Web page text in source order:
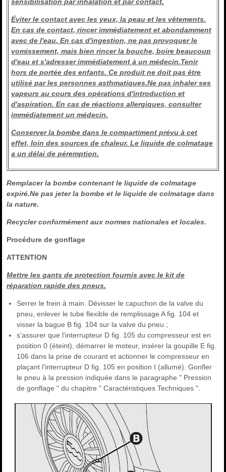
Éviter le contact avec les yeux, la peau et les vêtements.
En cas de contact, rincer immédiatement et abondamment
avec de l'eau. En cas d'ingestion, ne pas provoquer le
vomissement, mais bien rincer la bouche, boire beaucoup
d'eau et s'adresser immédiatement à un médecin.Tenir
hors de portée des enfants. Ce produit ne doit pas être
utilisé par les personnes asthmatiques.Ne pas inhaler ses
vapeurs au cours des opérations d'introduction et
d'aspiration. En cas de réactions allergiques, consulter
immédiatement un médecin.
Conserver la bombe dans le compartiment prévu à cet
effet, loin des sources de chaleur. Le liquide de colmatage
a un délai de péremption.
Remplacer la bombe contenant le liquide de colmatage
expiré.Ne pas jeter la bombe et le liquide de colmatage dans
la nature.
Recycler conformément aux normes nationales et locales.
Procédure de gonflage
ATTENTION
Mettre les gants de protection fournis avec le kit de
réparation rapide des pneus.
Serrer le frein à main. Dévisser le capuchon de la valve du
pneu, enlever le tube flexible de remplissage A fig. 104 et
visser la bague B fig. 104 sur la valve du pneu ;
s'assurer que l'interrupteur D fig. 105 du compresseur est en
position 0 (éteint), démarrer le moteur, insérer la goupille E fig.
106 dans la prise de courant et actionner le compresseur en
plaçant l'interrupteur D fig. 105 en position I (allumé). Gonfler
le pneu à la pression indiquée dans le paragraphe " Pression
de gonflage " du chapitre " Caractéristiques Techniques ".